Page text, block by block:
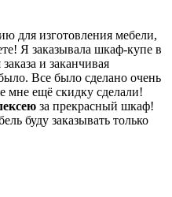
для изготовления мебели,
Я заказывала шкаф-купе в
и заканчивая
Все было сделано очень
мне ещё скидку сделали!
за прекрасный шкаф!
буду заказывать только